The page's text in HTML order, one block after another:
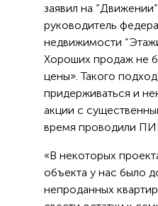
заявил на
руководитель
недвижимости
Хороших продаж не
цены». Такого
придерживаться и
акции с
время проводили
«В некоторых
объекта у нас было
непроданных